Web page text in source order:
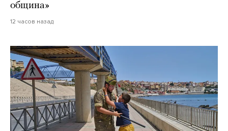
община»
12 часов назад